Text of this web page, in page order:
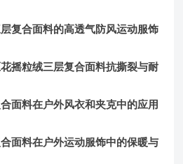
复合面料的高透气防风运动服饰
摇粒绒三层复合面料抗撕裂与耐
面料在户外风衣和夹克中的应用
面料在户外运动服饰中的保暖与